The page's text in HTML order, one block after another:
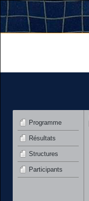
Programme
Résultats
Structures
Participants